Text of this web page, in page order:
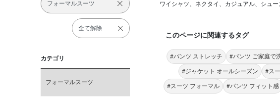
フォーマルスーツ
全て解除
カテゴリ
フォーマルスーツ
ワイシャツ、ネクタイ、カジュアル、シュ
このページに関連するタグ
#パンツ ストレッチ #パンツ ご家庭で
#ジャケット オールシーズン #ス
#スーツ フォーマル #パンツ フィット感